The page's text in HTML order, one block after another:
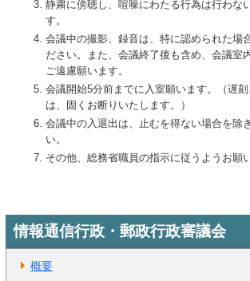
静粛に傍聴し、喧噪にわたる行為は行わな
す。
会議中の撮影、録音は、特に認められた場
ださい。また、会議終了後も含め、会議室
ご遠慮願います。
会議開始5分前までに入室願います。（遅
は、固くお断りいたします。）
会議中の入退出は、止むを得ない場合を除
い。
その他、総務省職員の指示に従うようお願
情報通信行政・郵政行政審議会
概要